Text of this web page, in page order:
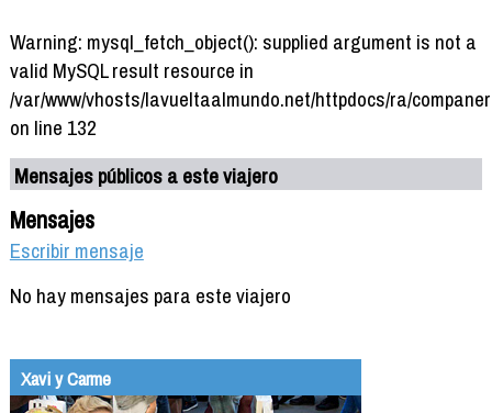
Warning: mysql_fetch_object(): supplied argument is not a
valid MySQL result resource in
/var/www/vhosts/lavueltaalmundo.net/httpdocs/ra/
on line 132
Mensajes públicos a este viajero
Mensajes
Escribir mensaje
No hay mensajes para este viajero
Xavi y Carme